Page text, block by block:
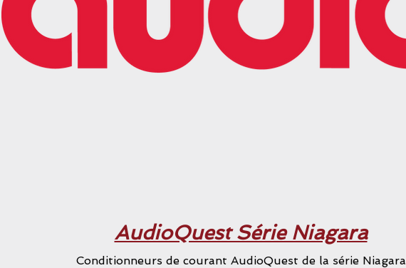
AudioQuest Série Niagara
Conditionneurs de courant AudioQuest de la série Niagara